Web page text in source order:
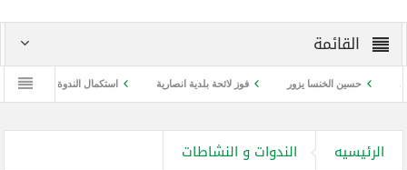
القائمة
حسين الخنسا يزور فوز لائحة بلدية انصارية استكمال الندوة التوعوية عن
الرئيسيه الندوات و النشاطات